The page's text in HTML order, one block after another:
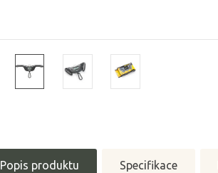
Popis produktu Specifikace